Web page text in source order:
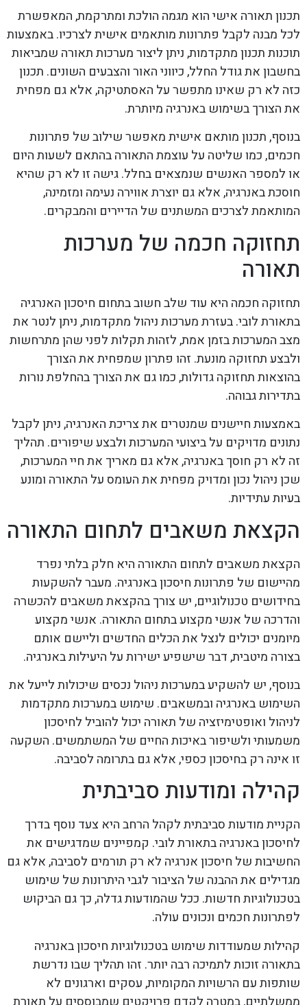
תכנון תאורה אישי הוא מגמה הולכת ומתרקמת, המאפשרת
לכל מבנה לקבל פתרונות מותאמים אישית לצרכיו. באמצעות
תוכנות תכנון מתקדמות, ניתן ליצור מערכות תאורה שמביאות
בחשבון את גודל החלל, כיווני האור והצבעים השונים. תכנון
כזה לא רק שאינו מתפשר על האסתטיקה, אלא גם מפחית
את הצורך בשימוש באנרגיה מיותרת.
בנוסף, תכנון מותאם אישית מאפשר שילוב של פתרונות
חכמים, כמו שליטה על עוצמת התאורה בהתאם לשעות היום
או למספר האנשים שנמצאים בחלל. גישה זו לא רק שהיא
חוסכת באנרגיה, אלא גם יוצרת אווירה נעימה ומזמינה,
המותאמת לצרכים המשתנים של הדיירים והמבקרים.
תחזוקה חכמה של מערכות
תאורה
תחזוקה חכמה היא עוד שלב חשוב בתחום חיסכון האנרגיה
בתאורת לובי. בעזרת מערכות ניהול מתקדמות, ניתן לנטר את
מצב המערכות בזמן אמת, לזהות תקלות לפני שהן מתרחשות
ולבצע תחזוקה מונעת. זהו פתרון שמפחית את הצורך
בהוצאות תחזוקה גדולות, כמו גם את הצורך בהחלפת נורות
בתדירות גבוהה.
באמצעות חיישנים שמנטרים את צריכת האנרגיה, ניתן לקבל
נתונים מדויקים על ביצועי המערכות ולבצע שיפורים. תהליך
זה לא רק חוסך באנרגיה, אלא גם מאריך את חיי המערכות,
שכן ניהול נכון ומדויק מפחית את העומס על התאורה ומונע
בעיות עתידיות.
הקצאת משאבים לתחום התאורה
הקצאת משאבים לתחום התאורה היא חלק בלתי נפרד
מהיישום של פתרונות חיסכון באנרגיה. מעבר להשקעות
בחידושים טכנולוגיים, יש צורך בהקצאת משאבים להכשרה
והדרכה של אנשי מקצוע בתחום התאורה. אנשי מקצוע
מיומנים יכולים לנצל את הכלים החדשים וליישם אותם
בצורה מיטבית, דבר שישפיע ישירות על היעילות באנרגיה.
בנוסף, יש להשקיע במערכות ניהול נכסים שיכולות לייעל את
השימוש באנרגיה ובמשאבים. שימוש במערכות מתקדמות
לניהול ואופטימיזציה של תאורה יכול להוביל לחיסכון
משמעותי ולשיפור באיכות החיים של המשתמשים. השקעה
זו אינה רק בחיסכון כספי, אלא גם בתרומה לסביבה.
קהילה ומודעות סביבתית
הקניית מודעות סביבתית לקהל הרחב היא צעד נוסף בדרך
לחיסכון באנרגיה בתאורת לובי. קמפיינים שמדגישים את
החשיבות של חיסכון אנרגיה לא רק תורמים לסביבה, אלא גם
מגדילים את ההבנה של הציבור לגבי היתרונות של שימוש
בטכנולוגיות חדשות. ככל שהמודעות גדלה, כך גם הביקוש
לפתרונות חכמים ונכונים עולה.
קהילות שמעודדות שימוש בטכנולוגיות חיסכון באנרגיה
בתאורה זוכות לתמיכה רבה יותר. זהו תהליך שבו נדרשת
שותפות עם הרשויות המקומיות, עסקים וארגונים לא